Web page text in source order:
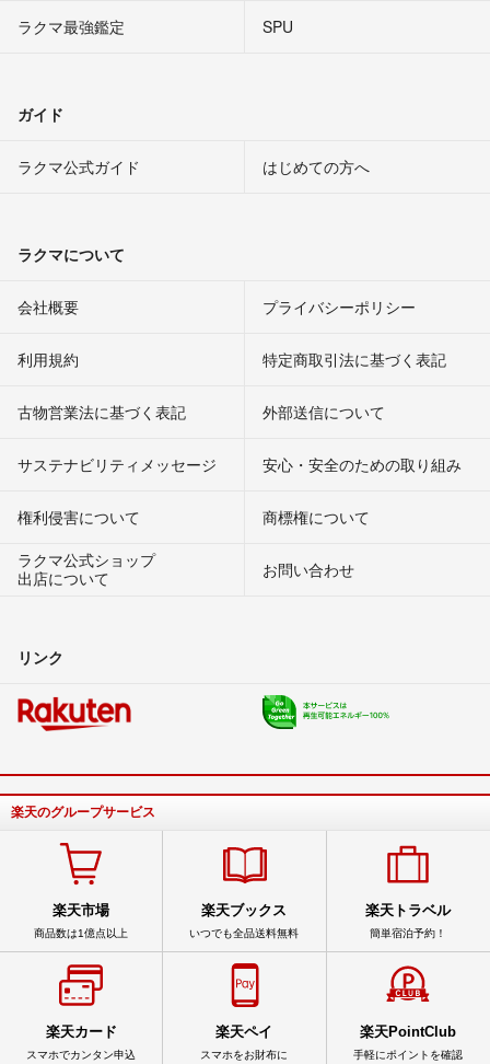
ラクマ最強鑑定
SPU
ガイド
ラクマ公式ガイド はじめての方へ
ラクマについて
会社概要 プライバシーポリシー
利用規約 特定商取引法に基づく表記
古物営業法に基づく表記 外部送信について
サステナビリティメッセージ 安心・安全のための取り組み
権利侵害について
商標権について
ラクマ公式ショップ
出店について
お問い合わせ
リンク
楽天のグループサービス
楽天市場
商品数は1億点以上
楽天ブックス
いつでも全品送料無料
楽天トラベル
簡単宿泊予約！
楽天カード
スマホでカンタン申込
楽天ペイ
スマホをお財布に
楽天PointClub
手軽にポイントを確認